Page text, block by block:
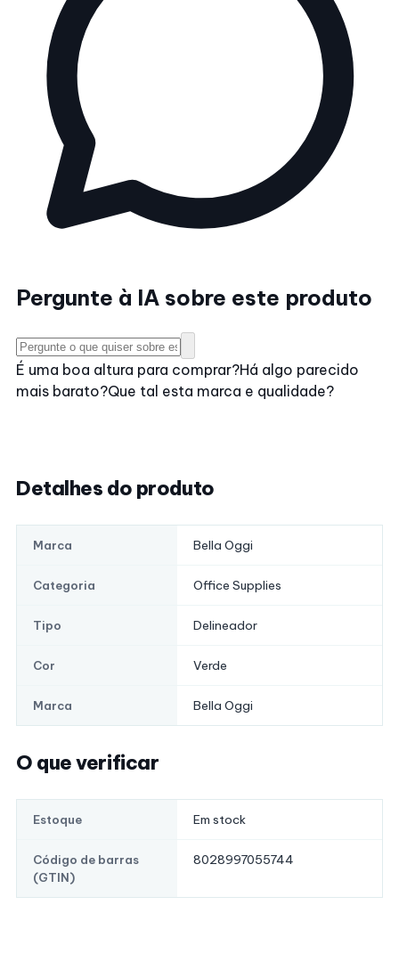
Pergunte à IA sobre este produto
É uma boa altura para comprar?Há algo parecido
mais barato?Que tal esta marca e qualidade?
Detalhes do produto
Marca Bella Oggi
Categoria Office Supplies
Tipo Delineador
Cor Verde
Marca Bella Oggi
O que verificar
Estoque Em stock
Código de barras
(GTIN)
8028997055744